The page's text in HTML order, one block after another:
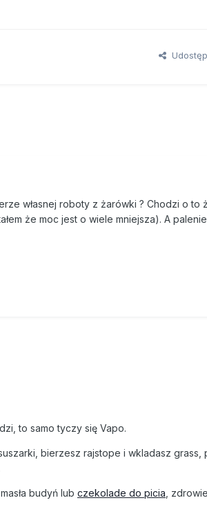
własnej roboty z żarówki ? Chodzi o to
że moc jest o wiele mniejsza). A
to samo tyczy się Vapo.
bierzesz rajstope i wkladasz grass,
budyń lub czekolade do picia ,